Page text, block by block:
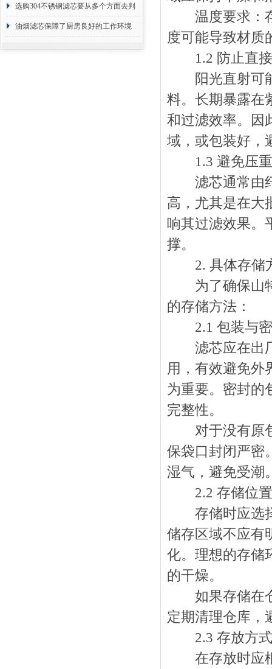
选购304不锈钢滤芯要从多个方面去判
断
油烟滤芯保障了厨房良好的工作环境
温度要求：存
度可能导致材质
1.2 防止直接
阳光直射可能
料。长期暴露在
和过滤效率。因
域，或包装好，
1.3 避免压重
滤芯通常由纤
高，尤其是在大
响其过滤效果。
撑。
2. 具体存储
为了确保山特
的存储方法：
2.1 包装与
滤芯应在出厂
用，有效避免外
为重要。密封的
完整性。
对于没有原包
保袋口封闭严密
湿气，避免受潮
2.2 存储位置
存储时应选择
储存区域不应有
化。理想的存储
的干燥。
如果存储在仓
定期清理仓库，
2.3 存放方式
在存放时应根